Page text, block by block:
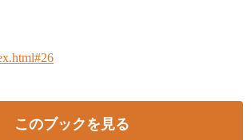
このブックを見る